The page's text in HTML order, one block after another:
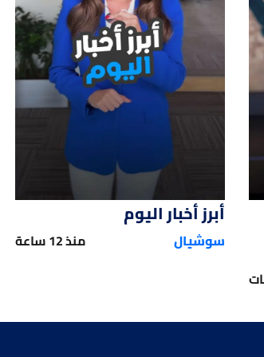
01:15
أبرز أخبار اليوم
سوشيال منذ 12 ساعة